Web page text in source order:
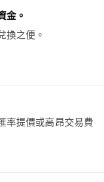
金。
換之便。
率提價或高昂交易費